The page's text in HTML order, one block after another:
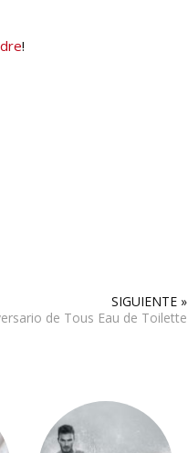
!
SIGUIENTE »
de Tous Eau de Toilette